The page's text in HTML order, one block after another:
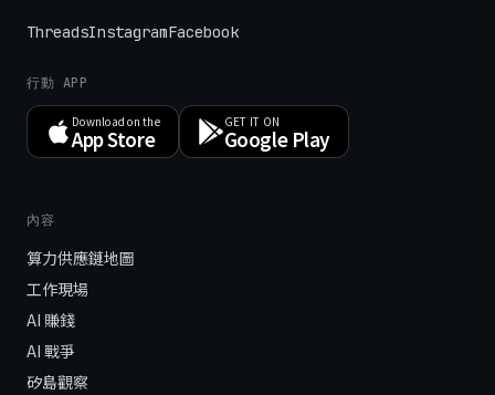
ThreadsInstagramFacebook
行動 APP
Download on the
App Store
GET IT ON
Google Play
內容
算力供應鏈地圖
工作現場
AI 賺錢
AI 戰爭
矽島觀察